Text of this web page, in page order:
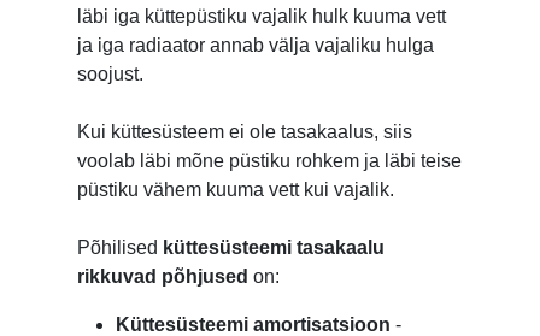
läbi iga küttepüstiku vajalik hulk kuuma vett
ja iga radiaator annab välja vajaliku hulga
soojust.
Kui küttesüsteem ei ole tasakaalus, siis
voolab läbi mõne püstiku rohkem ja läbi teise
püstiku vähem kuuma vett kui vajalik.
Põhilised küttesüsteemi tasakaalu
rikkuvad põhjused on:
Küttesüsteemi amortisatsioon -